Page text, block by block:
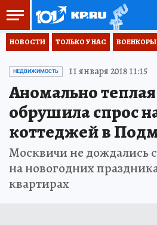
НОВОСТИ ТОЛЬКО У НАС ВОЕНКОРЫ
НЕДВИЖИМОСТЬ 11 января 2018 11:15
Аномально
обрушила спрос
коттеджей в
Москвичи не дождались
на новогодних
квартирах